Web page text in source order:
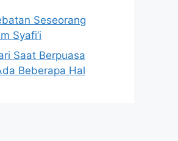
Seseorang
Syafi’i
Saat Berpuasa
Beberapa Hal